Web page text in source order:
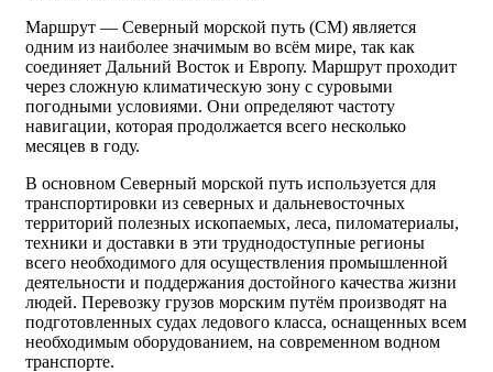
Маршрут — Северный морской путь (СМ) является
одним из наиболее значимым во всём мире, так как
соединяет Дальний Восток и Европу. Маршрут проходит
через сложную климатическую зону с суровыми
погодными условиями. Они определяют частоту
навигации, которая продолжается всего несколько
месяцев в году.
В основном Северный морской путь используется для
транспортировки из северных и дальневосточных
территорий полезных ископаемых, леса, пиломатериалы,
техники и доставки в эти труднодоступные регионы
всего необходимого для осуществления промышленной
деятельности и поддержания достойного качества жизни
людей. Перевозку грузов морским путём производят на
подготовленных судах ледового класса, оснащенных всем
необходимым оборудованием, на современном водном
транспорте.